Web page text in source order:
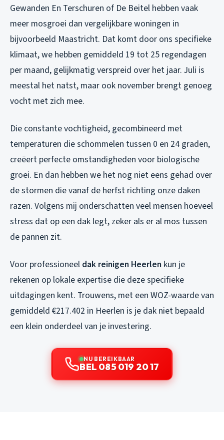
Gewanden En Terschuren of De Beitel hebben vaak
meer mosgroei dan vergelijkbare woningen in
bijvoorbeeld Maastricht. Dat komt door ons specifieke
klimaat, we hebben gemiddeld 19 tot 25 regendagen
per maand, gelijkmatig verspreid over het jaar. Juli is
meestal het natst, maar ook november brengt genoeg
vocht met zich mee.
Die constante vochtigheid, gecombineerd met
temperaturen die schommelen tussen 0 en 24 graden,
creëert perfecte omstandigheden voor biologische
groei. En dan hebben we het nog niet eens gehad over
de stormen die vanaf de herfst richting onze daken
razen. Volgens mij onderschatten veel mensen hoeveel
stress dat op een dak legt, zeker als er al mos tussen
de pannen zit.
Voor professioneel dak reinigen Heerlen kun je
rekenen op lokale expertise die deze specifieke
uitdagingen kent. Trouwens, met een WOZ-waarde van
gemiddeld €217.402 in Heerlen is je dak niet bepaald
een klein onderdeel van je investering.
NU BEREIKBAAR
BEL 085 019 20 17